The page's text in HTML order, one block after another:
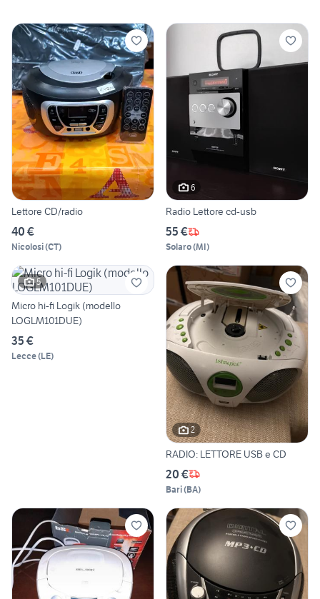
Lettore CD/radio
40 €
Nicolosi(CT)
6
Radio Lettore cd-usb
55 €
Solaro(MI)
5
Micro hi-fi Logik (modello
LOGLM101DUE)
35 €
Lecce(LE)
2
RADIO: LETTORE USB e CD
20 €
Bari(BA)